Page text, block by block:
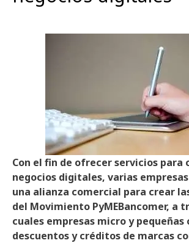
Con el fin de ofrecer servicios para
negocios digitales, varias
una alianza comercial para crear
del Movimiento PyMEBancomer, a
cuales empresas micro y pequeñas
descuentos y créditos de marcas